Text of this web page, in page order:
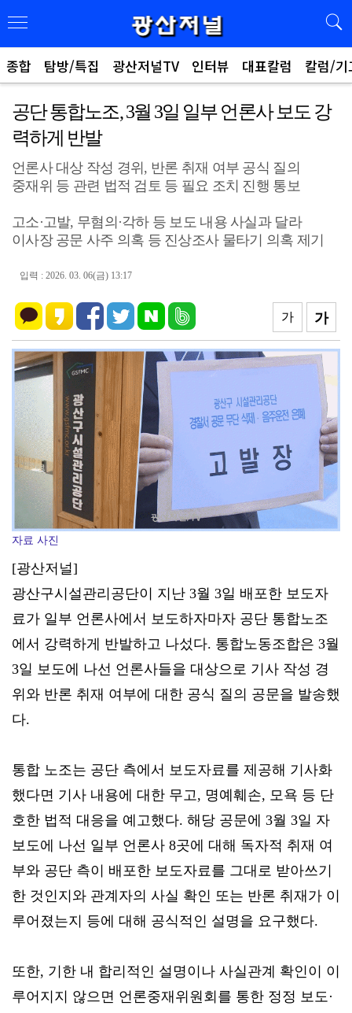
종합 탐방/특집 광산저널TV 인터뷰 대표칼럼 칼럼/기
공단 통합노조, 3월 3일 일부 언론사 보도 강
력하게 반발
언론사 대상 작성 경위, 반론 취재 여부 공식 질의
중재위 등 관련 법적 검토 등 필요 조치 진행 통보
고소·고발, 무혐의·각하 등 보도 내용 사실과 달라
이사장 공문 사주 의혹 등 진상조사 물타기 의혹 제기
입력 : 2026. 03. 06(금) 13:17
가
가
자료 사진
[광산저널]
광산구시설관리공단이 지난 3월 3일 배포한 보도자
료가 일부 언론사에서 보도하자마자 공단 통합노조
에서 강력하게 반발하고 나섰다. 통합노동조합은 3월
3일 보도에 나선 언론사들을 대상으로 기사 작성 경
위와 반론 취재 여부에 대한 공식 질의 공문을 발송했
다.
통합 노조는 공단 측에서 보도자료를 제공해 기사화
했다면 기사 내용에 대한 무고, 명예훼손, 모욕 등 단
호한 법적 대응을 예고했다. 해당 공문에 3월 3일 자
보도에 나선 일부 언론사 8곳에 대해 독자적 취재 여
부와 공단 측이 배포한 보도자료를 그대로 받아쓰기
한 것인지와 관계자의 사실 확인 또는 반론 취재가 이
루어졌는지 등에 대해 공식적인 설명을 요구했다.
또한, 기한 내 합리적인 설명이나 사실관계 확인이 이
루어지지 않으면 언론중재위원회를 통한 정정 보도·